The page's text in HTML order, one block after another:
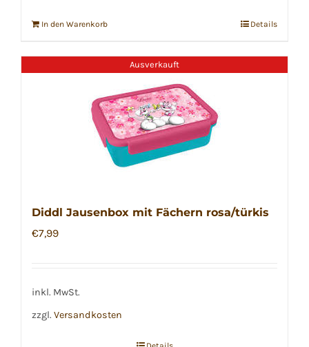
In den Warenkorb Details
Ausverkauft
Diddl Jausenbox mit Fächern rosa/türkis
€7,99
inkl. MwSt.
zzgl. Versandkosten